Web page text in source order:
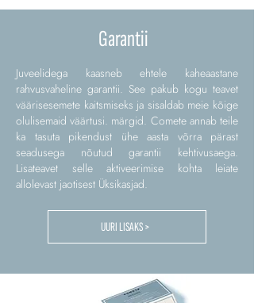
Garantii
Juveelidega kaasneb ehtele kaheaastane
rahvusvaheline garantii. See pakub kogu teavet
väärisesemete kaitsmiseks ja sisaldab meie kõige
olulisemaid väärtusi. märgid. Comete annab teile
ka tasuta pikendust ühe aasta võrra pärast
seadusega nõutud garantii kehtivusaega.
Lisateavet selle aktiveerimise kohta leiate
allolevast jaotisest Üksikasjad.
UURI LISAKS >